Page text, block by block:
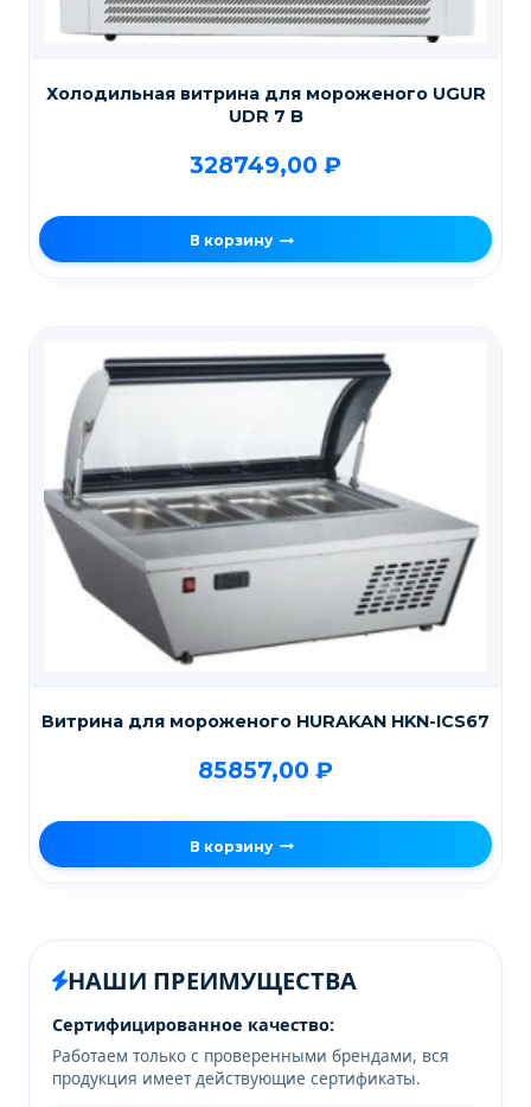
Холодильная витрина для мороженого UGUR
UDR 7 B
328749,00 ₽
В корзину
Витрина для мороженого HURAKAN HKN-ICS67
85857,00 ₽
В корзину
НАШИ ПРЕИМУЩЕСТВА
Сертифицированное качество:
Работаем только с проверенными брендами, вся
продукция имеет действующие сертификаты.